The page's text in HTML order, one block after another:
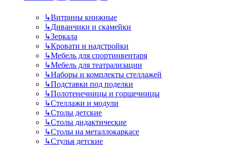
↳Витрины книжные
↳Диванчики и скамейки
↳Зеркала
↳Кровати и надстройки
↳Мебель для спортинвентаря
↳Мебель для театрализации
↳Наборы и комплекты стеллажей
↳Подставки под поделки
↳Полотенечницы и горшечницы
↳Стеллажи и модули
↳Столы детские
↳Столы дидактические
↳Столы на металлокаркасе
↳Стулья детские